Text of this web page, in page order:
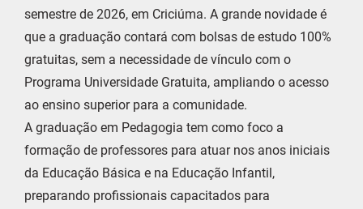
semestre de 2026, em Criciúma. A grande novidade é
que a graduação contará com bolsas de estudo 100%
gratuitas, sem a necessidade de vínculo com o
Programa Universidade Gratuita, ampliando o acesso
ao ensino superior para a comunidade.
A graduação em Pedagogia tem como foco a
formação de professores para atuar nos anos iniciais
da Educação Básica e na Educação Infantil,
preparando profissionais capacitados para